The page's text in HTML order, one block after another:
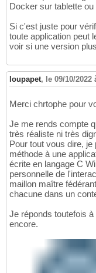
Docker sur tablette
Si c'est juste pour
toute application peut
voir si une version
loupapet, le 09/10/2022
Merci chrtophe pour
Je me rends compte
très réaliste ni très
Pour tout vous dire,
méthode à une
écrite en langage C
personnelle de
maillon maître
chacune dans un
Je réponds toutefois
encore.